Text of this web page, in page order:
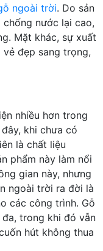
ngoài trời. Do sản
nước lại cao,
Mặt khác, sự xuất
đẹp sang trọng,
nhiều hơn trong
khi chưa có
là chất liệu
phẩm này làm nổi
gian này, nhưng
ngoài trời ra đời là
các công trình. Gỗ
trong khi đó vẫn
hút không thua